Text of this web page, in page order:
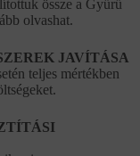
össze a Gyűrű
olvashat.
JAVÍTÁSA
teljes mértékben